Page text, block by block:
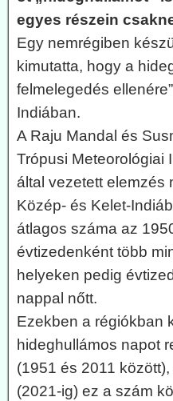
egyes részein
Egy nemrégiben
kimutatta, hogy a
felmelegedés
Indiában.
A Raju Mandal és
Trópusi Meteorológiai
által vezetett elemzés
Közép- és Kelet-
átlagos száma az
évtizedenként több
helyeken pedig
nappal nőtt.
Ezekben a régiókban
hideghullámos napot
(1951 és 2011
(2021-ig) ez a szám